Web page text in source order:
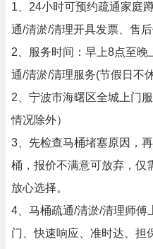
1、24小时可预约疏通家庭
通/清淤/清理开具发票、售后
2、服务时间：早上8点至
通/清淤/清理服务(节假日不
2、宁波市海曙区全城上门
情况除外）
3、先检查马桶堵塞原因，
桶，报价不满意可放弃，仅
放心选择。
4、马桶疏通/清淤/清理师傅
门、快速响应、准时达、担